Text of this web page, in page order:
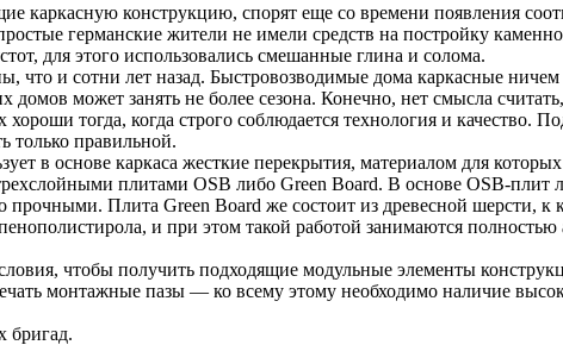
каркасную конструкцию, спорят еще со времени появления
германские жители не имели средств на постройку
для этого использовались смешанные глина и солома.
и сотни лет назад. Быстровозводимые дома каркасные
может занять не более сезона. Конечно, нет смысла
тогда, когда строго соблюдается технология и качество.
только правильной.
в основе каркаса жесткие перекрытия, материалом для
плитами OSB либо Green Board. В основе OSB-плит
Плита Green Board же состоит из древесной шерсти, к
и при этом такой работой занимаются
чтобы получить подходящие модульные элементы
монтажные пазы — ко всему этому необходимо наличие
бригад.